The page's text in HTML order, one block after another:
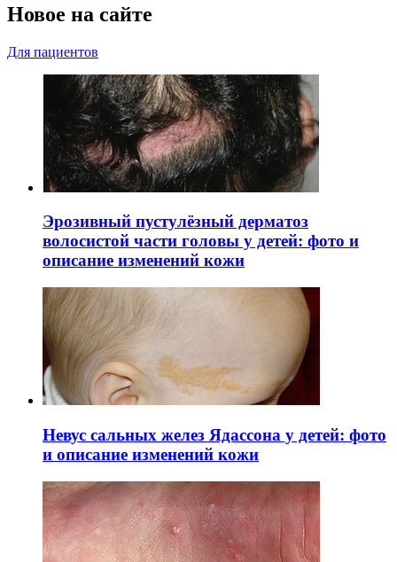
Новое на сайте
Для пациентов
Эрозивный пустулёзный дерматоз
волосистой части головы у детей: фото и
описание изменений кожи
Невус сальных желез Ядассона у детей: фото
и описание изменений кожи